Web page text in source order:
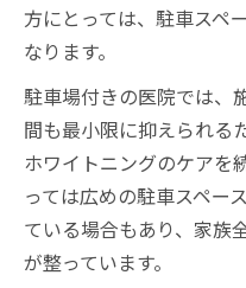
極める方法
コツ
藤井寺市で後
探し
一回で白い歯へ導
即効性ホワイ
点
方にとっては、駐車スペ
なります。
駐車場付きの医院では、
間も最小限に抑えられる
ホワイトニングのケアを
っては広めの駐車スペー
ている場合もあり、家族
が整っています。